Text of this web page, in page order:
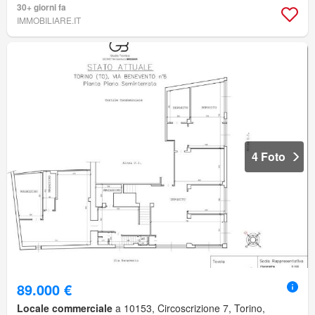
30+ giorni fa
IMMOBILIARE.IT
4 Foto
89.000 €
Locale commerciale a 10153, Circoscrizione 7, Torino,